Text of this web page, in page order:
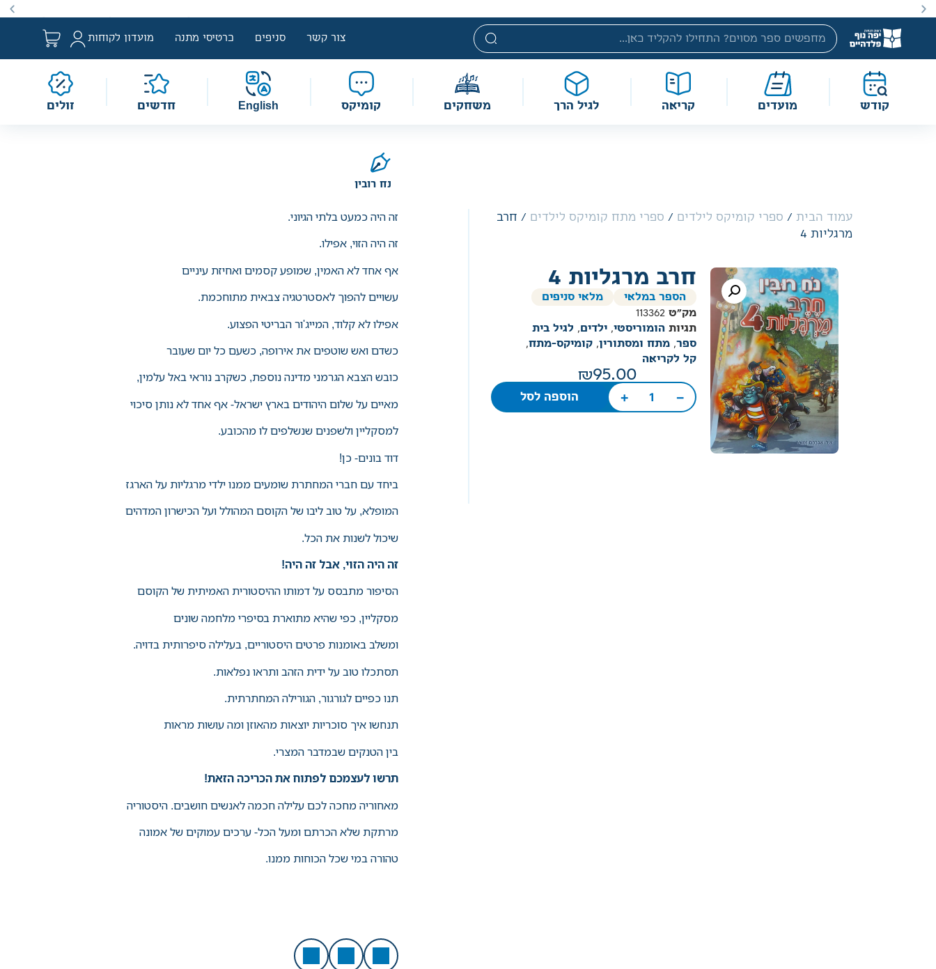
באתר מוצעים מוצרים במחירים נמוכים ומוזלים מהמחיר הקטלוגי. מחירים אלה ניתנים במסגרת מדיניות תמחור מוזלת, ואינם נחשבים למבצע לפי הגדרת החוק. מבצעים מתקיימים מעת לעת לתקופה
מוגבלת וע״פ התקנות.
צור קשר סניפים כרטיסי מתנה מועדון לקוחות
קודש מועדים קריאה לגיל הרך משחקים קומיקס English חדשים זולים
עמוד הבית / ספרי קומיקס לילדים / ספרי מתח קומיקס לילדים / חרב
מרגליות 4
חרב מרגליות 4
הספר במלאי
מלאי סניפים
מק"ט 113362
תגיות הומוריסטי, ילדים, לגיל בית
ספר, מתח ומסתורין, קומיקס-מתח,
קל לקריאה
95.00
−
+ הוספה לסל
נח רובין
זה היה כמעט בלתי הגיוני.
זה היה הזוי, אפילו.
אף אחד לא האמין, שמופע קסמים ואחיזת עיניים
עשויים להפוך לאסטרטגיה צבאית מתוחכמת.
אפילו לא קלוד, המייג'ור הבריטי הפצוע.
כשדם ואש שוטפים את אירופה, כשעם כל יום שעובר
כובש הצבא הגרמני מדינה נוספת, כשקרב נוראי באל עלמין,
מאיים על שלום היהודים בארץ ישראל- אף אחד לא נותן סיכוי
למסקליין ולשפנים שנשלפים לו מהכובע.
דוד בונים- כן!
ביחד עם חברי המחתרת שומעים ממנו ילדי מרגליות על הארגז
המופלא, על טוב ליבו של הקוסם המהולל ועל הכישרון המדהים
שיכול לשנות את הכל.
זה היה הזוי, אבל זה היה!
הסיפור מתבסס על דמותו ההיסטורית האמיתית של הקוסם
מסקליין, כפי שהיא מתוארת בסיפרי מלחמה שונים
ומשלב באומנות פרטים היסטוריים, בעלילה סיפרותית בדויה.
תסתכלו טוב על ידית הזהב ותראו נפלאות.
תנו כפיים לגורגור, הגורילה המחתרתית.
תנחשו איך סוכריות יוצאות מהאוזן ומה עושות מראות
בין הטנקים שבמדבר המצרי.
תרשו לעצמכם לפתוח את הכריכה הזאת!
מאחוריה מחכה לכם עלילה חכמה לאנשים חושבים. היסטוריה
מרתקת שלא הכרתם ומעל הכל- ערכים עמוקים של אמונה
טהורה במי שכל הכוחות ממנו.